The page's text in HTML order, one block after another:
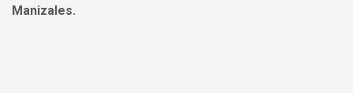
Manizales.